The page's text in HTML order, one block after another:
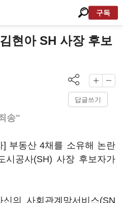
구독
현아 SH 사장 후보
답글쓰기
송"
] 부동산 4채를 소유해 논란
시공사(SH) 사장 후보자가
의 사회관계망서비스(SN